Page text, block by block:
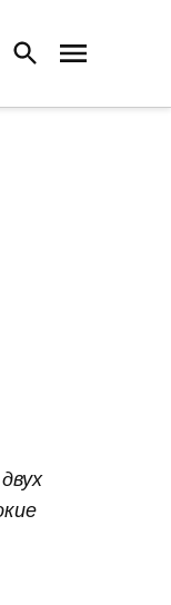
Открыть поиск